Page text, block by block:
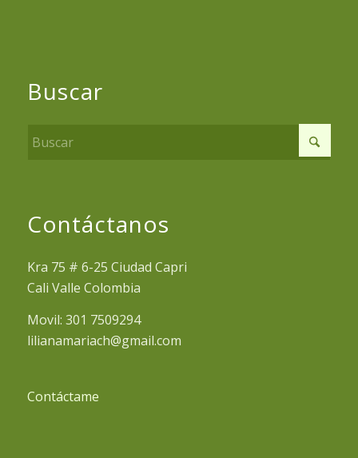
Buscar
Contáctanos
Kra 75 # 6-25 Ciudad Capri
Cali Valle Colombia
Movil: 301 7509294
lilianamariach@gmail.com
Contáctame